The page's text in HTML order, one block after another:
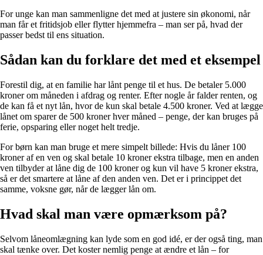
For unge kan man sammenligne det med at justere sin økonomi, når
man får et fritidsjob eller flytter hjemmefra – man ser på, hvad der
passer bedst til ens situation.
Sådan kan du forklare det med et eksempel
Forestil dig, at en familie har lånt penge til et hus. De betaler 5.000
kroner om måneden i afdrag og renter. Efter nogle år falder renten, og
de kan få et nyt lån, hvor de kun skal betale 4.500 kroner. Ved at lægge
lånet om sparer de 500 kroner hver måned – penge, der kan bruges på
ferie, opsparing eller noget helt tredje.
For børn kan man bruge et mere simpelt billede: Hvis du låner 100
kroner af en ven og skal betale 10 kroner ekstra tilbage, men en anden
ven tilbyder at låne dig de 100 kroner og kun vil have 5 kroner ekstra,
så er det smartere at låne af den anden ven. Det er i princippet det
samme, voksne gør, når de lægger lån om.
Hvad skal man være opmærksom på?
Selvom låneomlægning kan lyde som en god idé, er der også ting, man
skal tænke over. Det koster nemlig penge at ændre et lån – for